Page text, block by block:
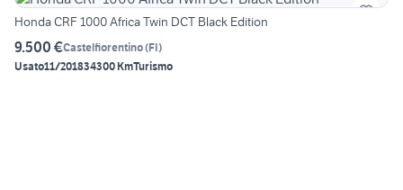
Honda CRF 1000 Africa Twin DCT Black Edition
9.500 €Castelfiorentino(FI)
Usato11/201834300 KmTurismo